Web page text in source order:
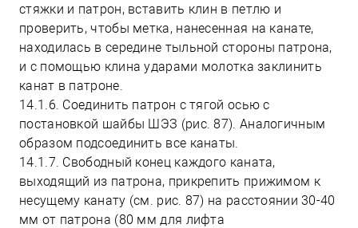
стяжки и патрон, вставить клин в петлю и
проверить, чтобы метка, нанесенная на канате,
находилась в середине тыльной стороны патрона,
и с помощью клина ударами молотка заклинить
канат в патроне.
14.1.6. Соединить патрон с тягой осью с
постановкой шайбы ШЭЗ (рис. 87). Аналогичным
образом подсоединить все канаты.
14.1.7. Свободный конец каждого каната,
выходящий из патрона, прикрепить прижимом к
несущему канату (см. рис. 87) на расстоянии 30-40
мм от патрона (80 мм для лифта